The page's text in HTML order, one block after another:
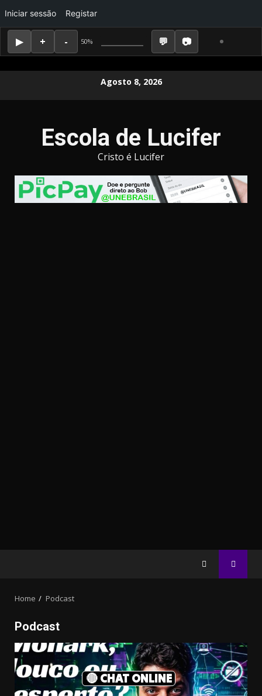
50%
Iniciar sessão Registar
Agosto 8, 2026
Escola de Lucifer
Cristo é Lucifer
🔴 CHAT ONLINE
Home Podcast
Podcast